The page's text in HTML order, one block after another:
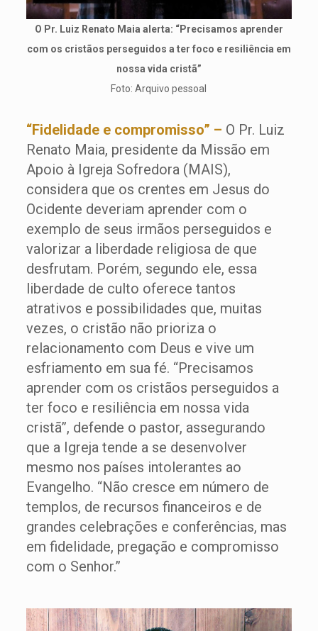
O Pr. Luiz Renato Maia alerta: “Precisamos aprender
com os cristãos perseguidos a ter foco e resiliência em
nossa vida cristã”
Foto: Arquivo pessoal
“Fidelidade e compromisso” – O Pr. Luiz
Renato Maia, presidente da Missão em
Apoio à Igreja Sofredora (MAIS),
considera que os crentes em Jesus do
Ocidente deveriam aprender com o
exemplo de seus irmãos perseguidos e
valorizar a liberdade religiosa de que
desfrutam. Porém, segundo ele, essa
liberdade de culto oferece tantos
atrativos e possibilidades que, muitas
vezes, o cristão não prioriza o
relacionamento com Deus e vive um
esfriamento em sua fé. “Precisamos
aprender com os cristãos perseguidos a
ter foco e resiliência em nossa vida
cristã”, defende o pastor, assegurando
que a Igreja tende a se desenvolver
mesmo nos países intolerantes ao
Evangelho. “Não cresce em número de
templos, de recursos financeiros e de
grandes celebrações e conferências, mas
em fidelidade, pregação e compromisso
com o Senhor.”